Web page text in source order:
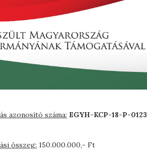
azonosító száma: EGYH-KCP-18-P-0123
összeg: 150.000.000,- Ft